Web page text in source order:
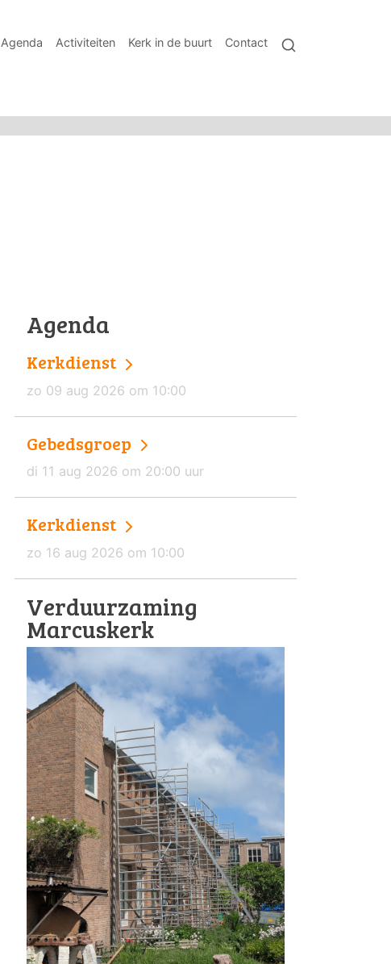
Agenda Activiteiten Kerk in de buurt Contact
Agenda
Kerkdienst
zo 09 aug 2026 om 10:00
Gebedsgroep
di 11 aug 2026 om 20:00 uur
Kerkdienst
zo 16 aug 2026 om 10:00
Verduurzaming
Marcuskerk